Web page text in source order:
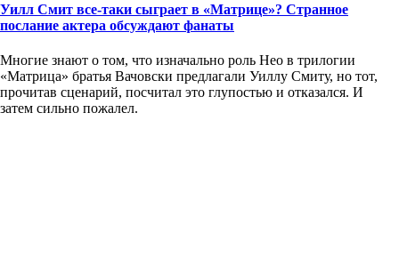
Уилл Смит все-таки сыграет в «Матрице»? Странное
послание актера обсуждают фанаты
Многие знают о том, что изначально роль Нео в трилогии
«Матрица» братья Вачовски предлагали Уиллу Смиту, но тот,
прочитав сценарий, посчитал это глупостью и отказался. И
затем сильно пожалел.